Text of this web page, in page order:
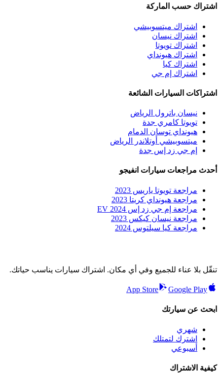
اشتراك حسب الماركة
اشتراك ميتسوبيشي
اشتراك نيسان
اشتراك تويوتا
اشتراك هيونداي
اشتراك كيا
اشتراك إم جي
اشتراكات السيارات الشائعة
نيسان باترول الرياض
تويوتا كامري جدة
هيونداي توسان الدمام
ميتسوبيشي أوتلاندر الرياض
إم جي زد إس جدة
أحدث مراجعات سيارات انفيجو
مراجعة تويوتا ياريس 2023
مراجعة هيونداي كريتا 2023
مراجعة إم جي زد إس EV 2024
مراجعة نيسان كيكس 2023
مراجعة كيا سيلتوس 2024
تنقّل بلا عناء للجميع وفي أي مكان. اشتراك سيارات يناسب حياتك.
App Store Google Play
ابحث عن سيارتك
شهري
اشترك لتمتلك
أسبوعي
كيفية الاشتراك